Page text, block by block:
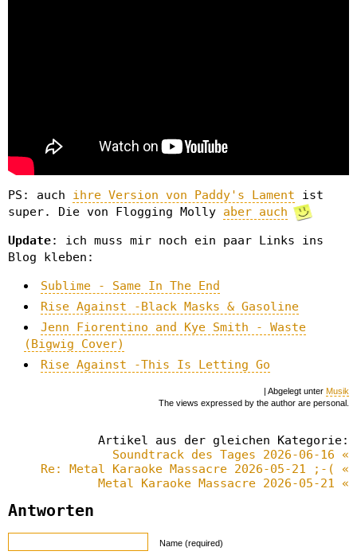
PS: auch ihre Version von Paddy's Lament ist
super. Die von Flogging Molly aber auch
Update: ich muss mir noch ein paar Links ins
Blog kleben:
Sublime - Same In The End
Rise Against -Black Masks & Gasoline
Jenn Fiorentino and Kye Smith - Waste
(Bigwig Cover)
Rise Against -This Is Letting Go
| Abgelegt unter Musik
The views expressed by the author are personal.
Artikel aus der gleichen Kategorie:
Soundtrack des Tages 2026-06-16 «
Re: Metal Karaoke Massacre 2026-05-21 ;-( «
Metal Karaoke Massacre 2026-05-21 «
Antworten
Name (required)